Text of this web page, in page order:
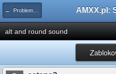
← Problemy z pluginami
alt and round sound